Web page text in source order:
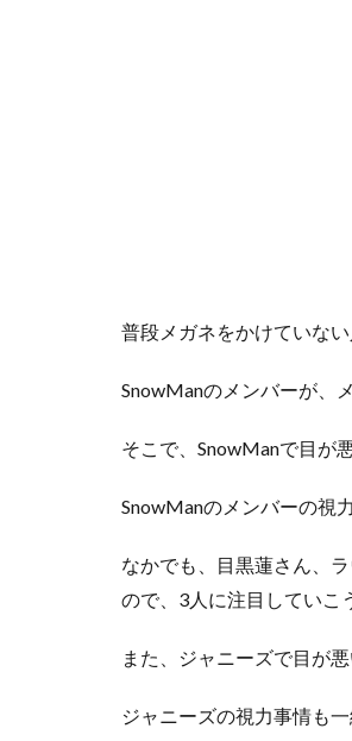
普段メガネをかけていな
SnowManのメンバーが、
そこで、SnowManで目が
SnowManのメンバーの視
なかでも、目黒蓮さん、
ので、3人に注目していこ
また、ジャニーズで目が
ジャニーズの視力事情も